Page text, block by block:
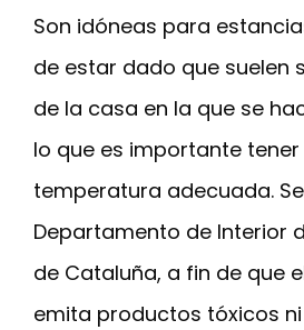
Son idóneas para
de estar dado que suelen
de la casa en la que se
lo que es importante tener
temperatura adecuada.
Departamento de Interior
de Cataluña, a fin de que
emita productos tóxicos